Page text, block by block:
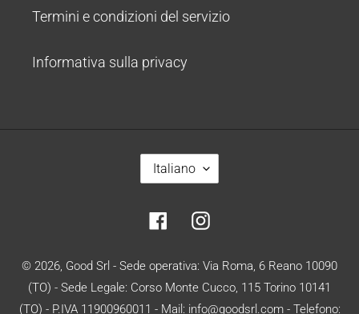
Termini e condizioni del servizio
Informativa sulla privacy
I
A
Italiano
FacebookInstagram
© 2026, Good Srl - Sede operativa: Via Roma, 6 Reano 10090
(TO) - Sede Legale: Corso Monte Cucco, 115 Torino 10141
(TO) - P.IVA 11900960011 - Mail: info@goodsrl.com - Telefono: